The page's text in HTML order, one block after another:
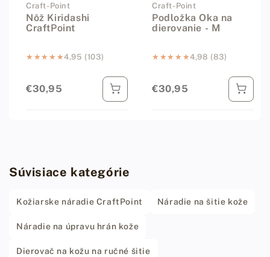
Dodávateľ:
Craft-Point
Nôž Kiridashi
CraftPoint
★★★★★
★★★★★4,95 (103)
Bežná cena
€30,95
Dodávateľ:
Craft-Point
Podložka Oka na
dierovanie - M
★★★★★
★★★★★4,98 (83)
Bežná cena
€30,95
Súvisiace kategórie
Kožiarske náradie CraftPoint Náradie na šitie kože
Náradie na úpravu hrán kože
Dierovač na kožu na ručné šitie